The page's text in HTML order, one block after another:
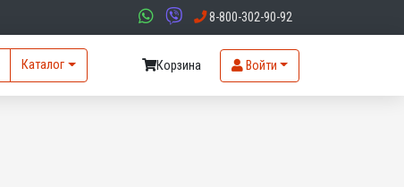
8-800-302-90-92
Каталог Корзина Войти